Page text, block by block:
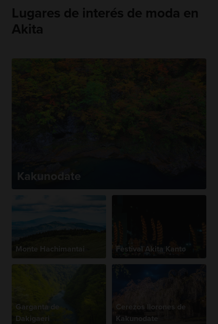
Lugares de interés de moda en
Akita
Kakunodate
Monte Hachimantai Festival Akita Kanto
Garganta de
Dakigaeri
Cerezos llorones de
Kakunodate